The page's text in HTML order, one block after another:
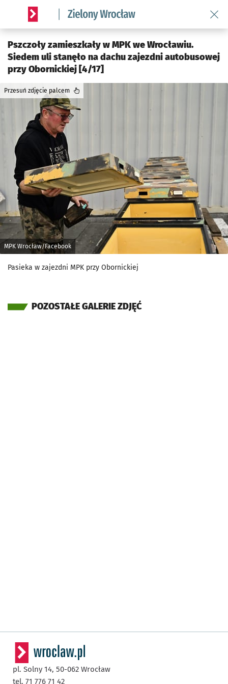
Serwis informacyjny wroclaw.pl podserwis: Środowisko we
Pszczoły zamieszkały w MPK we Wrocławiu.
Siedem uli stanęło na dachu zajezdni autobusowej
przy Obornickiej [4/17]
MPK Wrocław/Facebook
Przesuń zdjęcie palcem
Pasieka w zajezdni MPK przy Obornickiej
POZOSTAŁE GALERIE ZDJĘĆ
pl. Solny 14, 50-062 Wrocław
tel. 71 776 71 42